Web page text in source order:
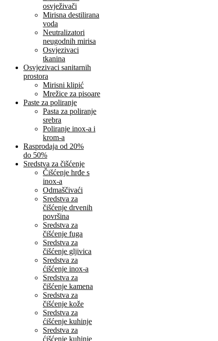
osvježivači
Mirisna destilirana
voda
Neutralizatori
neugodnih mirisa
Osvjezivaci
tkanina
Osvjezivaci sanitarnih
prostora
Mirisni klipić
Mrežice za pisoare
Paste za poliranje
Pasta za poliranje
srebra
Poliranje inox-a i
krom-a
Rasprodaja od 20%
do 50%
Sredstva za čišćenje
Čišćenje hrđe s
inox-a
Odmaščivaći
Sredstva za
čišćenje drvenih
površina
Sredstva za
čišćenje fuga
Sredstva za
čišćenje gljivica
Sredstva za
ćišćenje inox-a
Sredstva za
čišćenje kamena
Sredstva za
čišćenje kože
Sredstva za
ćišćenje kuhinje
Sredstva za
ćišćenje kuhinje